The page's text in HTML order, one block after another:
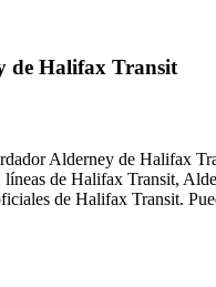
de Halifax Transit
Alderney de Halifax
de Halifax Transit,
de Halifax Transit.